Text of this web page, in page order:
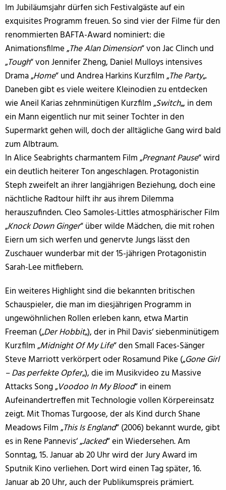
Im Jubiläumsjahr dürfen sich Festivalgäste auf ein
exquisites Programm freuen. So sind vier der Filme für den
renommierten BAFTA-Award nominiert: die
Animationsfilme „The Alan Dimension“ von Jac Clinch und
„Tough“ von Jennifer Zheng, Daniel Mulloys intensives
Drama „Home“ und Andrea Harkins Kurzfilm „The Party„.
Daneben gibt es viele weitere Kleinodien zu entdecken
wie Aneil Karias zehnminütigen Kurzfilm „Switch„, in dem
ein Mann eigentlich nur mit seiner Tochter in den
Supermarkt gehen will, doch der alltägliche Gang wird bald
zum Albtraum.
In Alice Seabrights charmantem Film „Pregnant Pause“ wird
ein deutlich heiterer Ton angeschlagen. Protagonistin
Steph zweifelt an ihrer langjährigen Beziehung, doch eine
nächtliche Radtour hilft ihr aus ihrem Dilemma
herauszufinden. Cleo Samoles-Littles atmosphärischer Film
„Knock Down Ginger“ über wilde Mädchen, die mit rohen
Eiern um sich werfen und genervte Jungs lässt den
Zuschauer wunderbar mit der 15-jährigen Protagonistin
Sarah-Lee mitfiebern.
Ein weiteres Highlight sind die bekannten britischen
Schauspieler, die man im diesjährigen Programm in
ungewöhnlichen Rollen erleben kann, etwa Martin
Freeman („Der Hobbit„), der in Phil Davis‘ siebenminütigem
Kurzfilm „Midnight Of My Life“ den Small Faces-Sänger
Steve Marriott verkörpert oder Rosamund Pike („Gone Girl
– Das perfekte Opfer„), die im Musikvideo zu Massive
Attacks Song „Voodoo In My Blood“ in einem
Aufeinandertreffen mit Technologie vollen Körpereinsatz
zeigt. Mit Thomas Turgoose, der als Kind durch Shane
Meadows Film „This Is England“ (2006) bekannt wurde, gibt
es in Rene Pannevis‘ „Jacked“ ein Wiedersehen. Am
Sonntag, 15. Januar ab 20 Uhr wird der Jury Award im
Sputnik Kino verliehen. Dort wird einen Tag später, 16.
Januar ab 20 Uhr, auch der Publikumspreis prämiert.